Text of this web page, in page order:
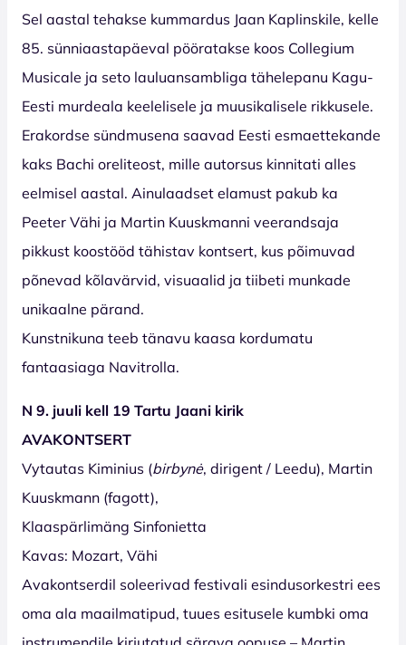
Sel aastal tehakse kummardus Jaan Kaplinskile, kelle
85. sünniaastapäeval pööratakse koos Collegium
Musicale ja seto lauluansambliga tähelepanu Kagu-
Eesti murdeala keelelisele ja muusikalisele rikkusele.
Erakordse sündmusena saavad Eesti esmaettekande
kaks Bachi oreliteost, mille autorsus kinnitati alles
eelmisel aastal. Ainulaadset elamust pakub ka
Peeter Vähi ja Martin Kuuskmanni veerandsaja
pikkust koostööd tähistav kontsert, kus põimuvad
põnevad kõlavärvid, visuaalid ja tiibeti munkade
unikaalne pärand.
Kunstnikuna teeb tänavu kaasa kordumatu
fantaasiaga Navitrolla.
N 9. juuli kell 19 Tartu Jaani kirik
AVAKONTSERT
Vytautas Kiminius (birbynė, dirigent / Leedu), Martin
Kuuskmann (fagott),
Klaaspärlimäng Sinfonietta
Kavas: Mozart, Vähi
Avakontserdil soleerivad festivali esindusorkestri ees
oma ala maailmatipud, tuues esitusele kumbki oma